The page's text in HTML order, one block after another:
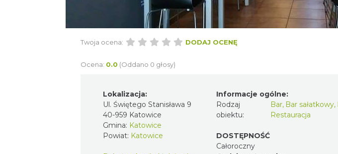
Twoja ocena: DODAJ OCENĘ
Ocena: 0.0 (Oddano 0 głosy)
Lokalizacja:
Ul. Świętego Stanisława 9
40-959 Katowice
Gmina: Katowice
Powiat: Katowice
Informacje ogólne:
Rodzaj
obiektu:
Bar, Bar sałatkowy,
Restauracja
DOSTĘPNOŚĆ
Całoroczny